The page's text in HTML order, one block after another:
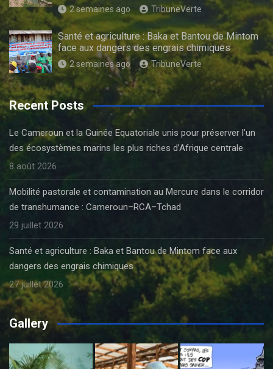
2 semaines ago TribuneVerte
Santé et agriculture : Baka et Bantou de Mintom
face aux dangers des engrais chimiques
2 semaines ago TribuneVerte
Recent Posts
Le Cameroun et la Guinée Equatoriale unis pour préserver l’un
des écosystèmes marins les plus riches d’Afrique centrale
8 août 2026
Mobilité pastorale et contamination au Mercure dans le corridor
de transhumance : Cameroun–RCA–Tchad
29 juillet 2026
Santé et agriculture : Baka et Bantou de Mintom face aux
dangers des engrais chimiques
27 juillet 2026
Gallery